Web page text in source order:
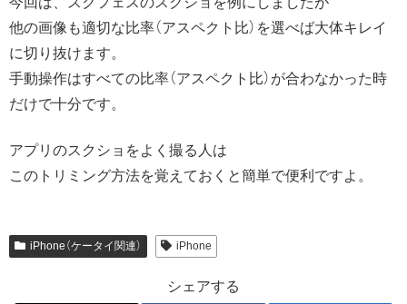
他の画像も適切な比率（アスペクト比）を選べば大体キレイ
に切り抜けます。
手動操作はすべての比率（アスペクト比）が合わなかった時
だけで十分です。
アプリのスクショをよく撮る人は
このトリミング方法を覚えておくと簡単で便利ですよ。
iPhone（ケータイ関連） iPhone
シェアする